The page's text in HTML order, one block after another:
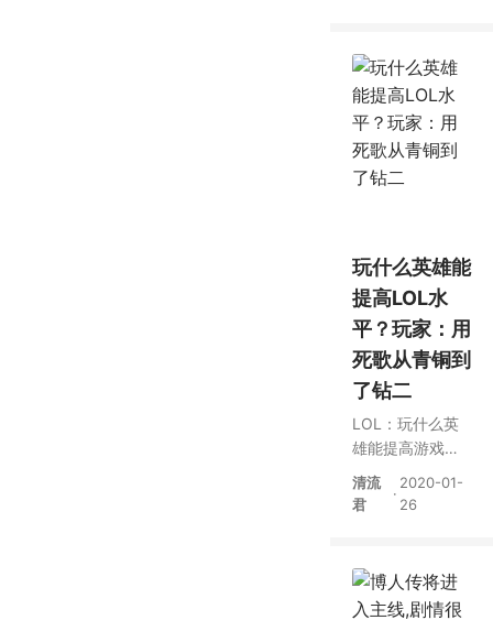
玩什么英雄能
提高LOL水
平？玩家：用
死歌从青铜到
了钻二
LOL：玩什么英
雄能提高游戏水
平？玩家用这个
英雄从青铜到了
清流
君
·
2020-01-
26